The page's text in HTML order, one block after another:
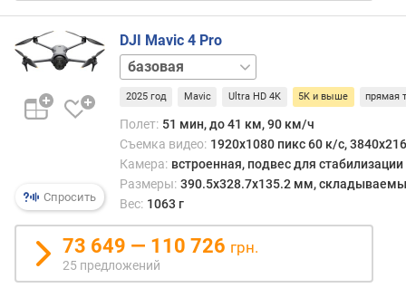
до
о
р
о
м
о
р
о
г
и
Спросить
DJI Mavic 4 Pro
Creator
ComboFly
More
Combo
2025 год Mavic Ultra HD 4K 5K и выше прямая
Полет: 51 мин, до 41 км, 90 км/ч
Съемка видео: 1920x1080 пикс 60 к/с,
Камера: встроенная, подвес для стабилизации
Размеры: 390.5x328.7x135.2 мм,
Вес: 1063 г
73 649 — 110 726 грн.
25 предложений